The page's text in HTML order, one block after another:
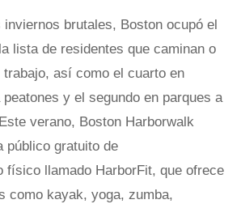
inviernos brutales, Boston ocupó el
lista de residentes que caminan o
así como el cuarto en
y el segundo en parques a
verano, Boston Harborwalk
público gratuito de
físico llamado HarborFit, que ofrece
como kayak, yoga, zumba,